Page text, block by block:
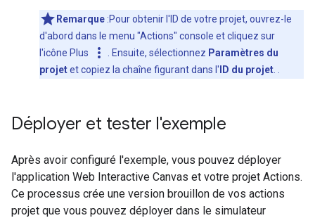
Remarque :Pour obtenir l'ID de votre projet, ouvrez-le
d'abord dans le menu "Actions" console et cliquez sur
l'icône Plus
more_vert . Ensuite, sélectionnez Paramètres du
projetet copiez la chaîne figurant dans l' ID du projet
Déployer et tester l'exemple
Après avoir configuré l'exemple, vous pouvez déployer
l'application Web Interactive Canvas et votre projet Actions.
Ce processus crée une version brouillon de vos actions
projet que vous pouvez déployer dans le simulateur